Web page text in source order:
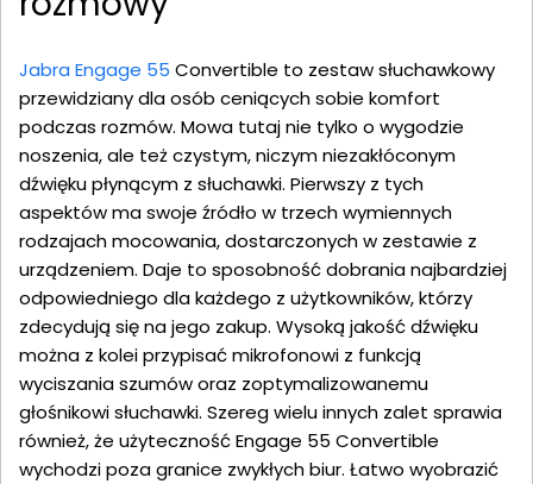
Jabra Engage 55 Convertible to zestaw słuchawkowy
przewidziany dla osób ceniących sobie komfort
podczas rozmów. Mowa tutaj nie tylko o wygodzie
noszenia, ale też czystym, niczym niezakłóconym
dźwięku płynącym z słuchawki. Pierwszy z tych
aspektów ma swoje źródło w trzech wymiennych
rodzajach mocowania, dostarczonych w zestawie z
urządzeniem. Daje to sposobność dobrania najbardziej
odpowiedniego dla każdego z użytkowników, którzy
zdecydują się na jego zakup. Wysoką jakość dźwięku
można z kolei przypisać mikrofonowi z funkcją
wyciszania szumów oraz zoptymalizowanemu
głośnikowi słuchawki. Szereg wielu innych zalet sprawia
również, że użyteczność Engage 55 Convertible
wychodzi poza granice zwykłych biur. Łatwo wyobrazić